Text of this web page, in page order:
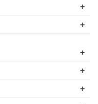
+
+
+
+
+